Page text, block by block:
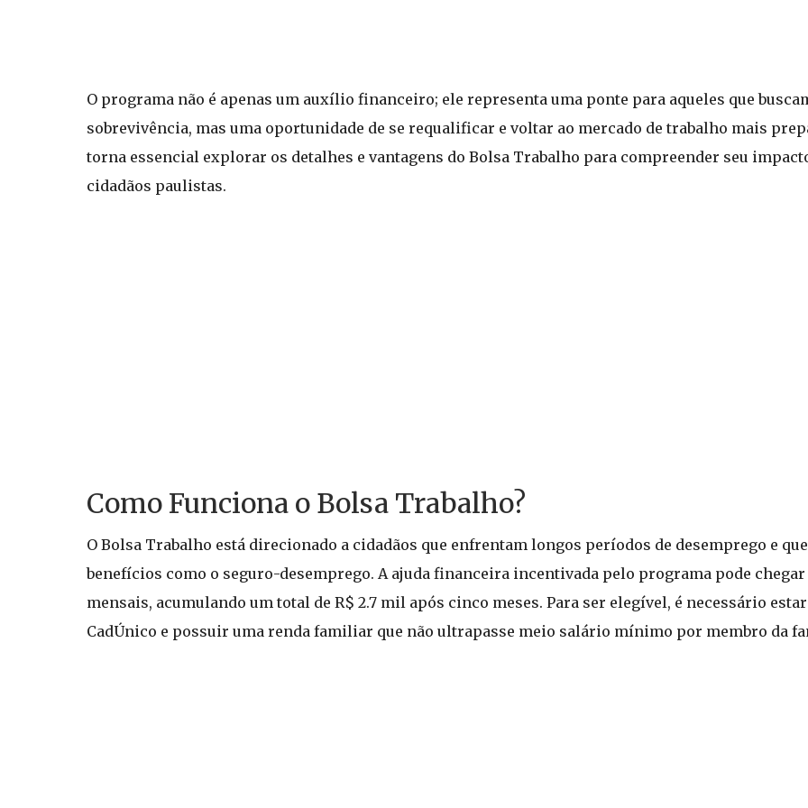
O programa não é apenas um auxílio financeiro; ele representa uma ponte para aqueles que
sobrevivência, mas uma oportunidade de se requalificar e voltar ao mercado de trabalho mais
torna essencial explorar os detalhes e vantagens do Bolsa Trabalho para compreender seu
cidadãos paulistas.
Como Funciona o Bolsa Trabalho?
O Bolsa Trabalho está direcionado a cidadãos que enfrentam longos períodos de desemprego e
benefícios como o seguro-desemprego. A ajuda financeira incentivada pelo programa pode chegar
mensais, acumulando um total de R$ 2.7 mil após cinco meses. Para ser elegível, é necessário
CadÚnico e possuir uma renda familiar que não ultrapasse meio salário mínimo por membro da